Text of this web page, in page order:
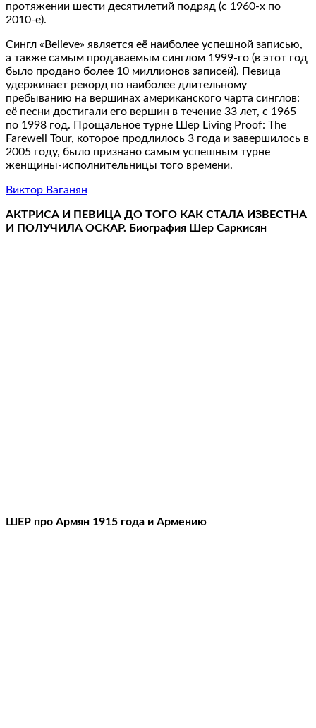
протяжении шести десятилетий подряд (с 1960-х по
2010-е).
Сингл «Believe» является её наиболее успешной записью,
а также самым продаваемым синглом 1999-го (в этот год
было продано более 10 миллионов записей). Певица
удерживает рекорд по наиболее длительному
пребыванию на вершинах американского чарта синглов:
её песни достигали его вершин в течение 33 лет, с 1965
по 1998 год. Прощальное турне Шер Living Proof: The
Farewell Tour, которое продлилось 3 года и завершилось в
2005 году, было признано самым успешным турне
женщины-исполнительницы того времени.
Виктор Ваганян
АКТРИСА И ПЕВИЦА ДО ТОГО КАК СТАЛА ИЗВЕСТНА
И ПОЛУЧИЛА ОСКАР. Биография Шер Саркисян
ШЕР про Армян 1915 года и Армению